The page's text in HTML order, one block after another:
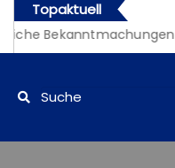
Topaktuell